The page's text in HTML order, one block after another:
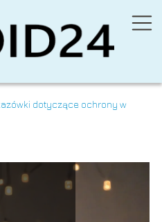
dotyczące ochrony w